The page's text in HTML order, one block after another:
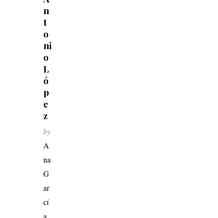
n
t
o
ni
o
L
ó
p
e
z
by
A
na
G
ar
cí
a